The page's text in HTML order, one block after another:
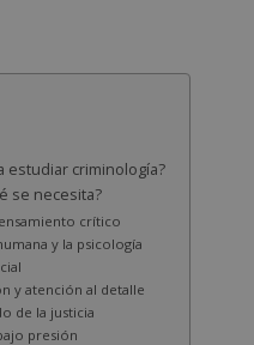
estudiar criminología?
se necesita?
crítico
y la psicología
y atención al detalle
de la justicia
presión